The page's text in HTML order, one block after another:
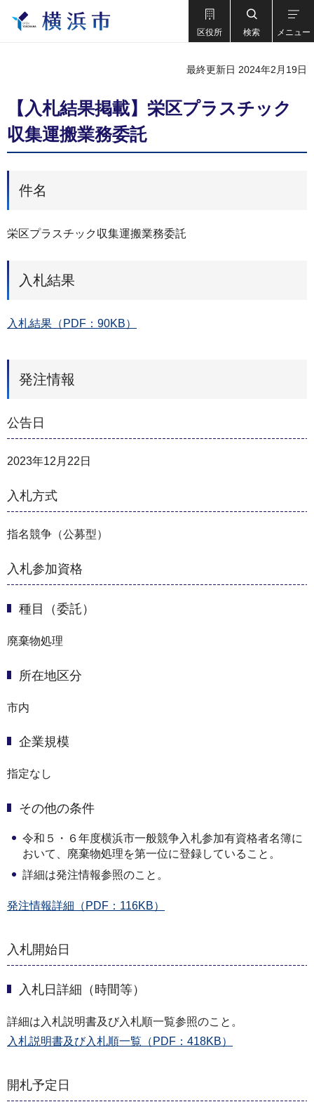
区役所 検索 メニュー
最終更新日 2024年2月19日
【入札結果掲載】栄区プラスチック
収集運搬業務委託
件名
栄区プラスチック収集運搬業務委託
入札結果
入札結果（PDF：90KB）
発注情報
公告日
2023年12月22日
入札方式
指名競争（公募型）
入札参加資格
種目（委託）
廃棄物処理
所在地区分
市内
企業規模
指定なし
その他の条件
令和５・６年度横浜市一般競争入札参加有資格者名簿に
おいて、廃棄物処理を第一位に登録していること。
詳細は発注情報参照のこと。
発注情報詳細（PDF：116KB）
入札開始日
入札日詳細（時間等）
詳細は入札説明書及び入札順一覧参照のこと。
入札説明書及び入札順一覧（PDF：418KB）
開札予定日